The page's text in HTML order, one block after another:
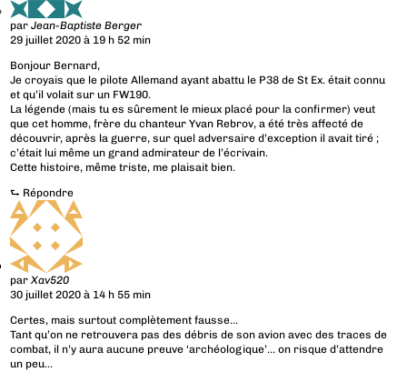
parJean-Baptiste Berger
29 juillet 2020 à 19 h 52 min
Bonjour Bernard,
Je croyais que le pilote Allemand ayant abattu le P38 de St Ex. était connu
et qu’il volait sur un FW190.
La légende (mais tu es sûrement le mieux placé pour la confirmer) veut
que cet homme, frère du chanteur Yvan Rebrov, a été très affecté de
découvrir, après la guerre, sur quel adversaire d’exception il avait tiré ;
c’était lui même un grand admirateur de l’écrivain.
Cette histoire, même triste, me plaisait bien.
⮑ Répondre
parXav520
30 juillet 2020 à 14 h 55 min
Certes, mais surtout complètement fausse…
Tant qu’on ne retrouvera pas des débris de son avion avec des traces de
combat, il n’y aura aucune preuve ‘archéologique’… on risque d’attendre
un peu…